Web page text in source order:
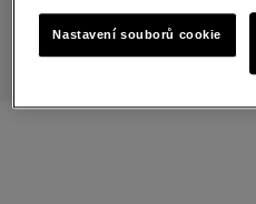
Nastavení souborů cookie